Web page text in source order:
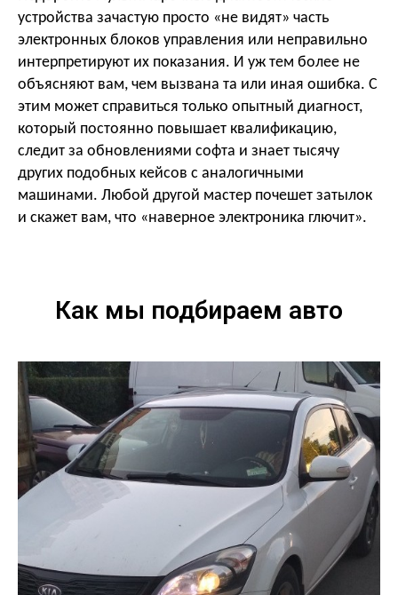
устройства зачастую просто «не видят» часть
электронных блоков управления или неправильно
интерпретируют их показания. И уж тем более не
объясняют вам, чем вызвана та или иная ошибка. С
этим может справиться только опытный диагност,
который постоянно повышает квалификацию,
следит за обновлениями софта и знает тысячу
других подобных кейсов с аналогичными
машинами. Любой другой мастер почешет затылок
и скажет вам, что «наверное электроника глючит».
Как мы подбираем авто